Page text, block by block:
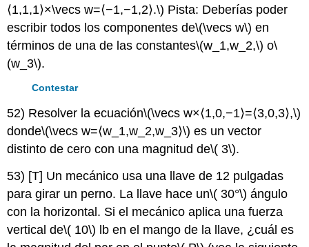
⟨1,1,1⟩×\vecs w=⟨−1,−1,2⟩.\) Pista: Deberías poder
escribir todos los componentes de\(\vecs w\) en
términos de una de las constantes\(w_1,w_2,\) o\
(w_3\).
Contestar
52) Resolver la ecuación\(\vecs w×⟨1,0,−1⟩=⟨3,0,3⟩,\)
donde\(\vecs w=⟨w_1,w_2,w_3⟩\) es un vector
distinto de cero con una magnitud de\( 3\).
53) [T] Un mecánico usa una llave de 12 pulgadas
para girar un perno. La llave hace un\( 30°\) ángulo
con la horizontal. Si el mecánico aplica una fuerza
vertical de\( 10\) lb en el mango de la llave, ¿cuál es